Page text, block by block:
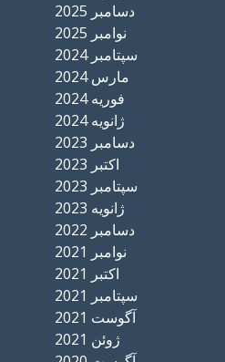
دسامبر 2025
نوامبر 2025
سپتامبر 2024
مارس 2024
فوریه 2024
ژانویه 2024
دسامبر 2023
اکتبر 2023
سپتامبر 2023
ژانویه 2023
دسامبر 2022
نوامبر 2021
اکتبر 2021
سپتامبر 2021
آگوست 2021
ژوئن 2021